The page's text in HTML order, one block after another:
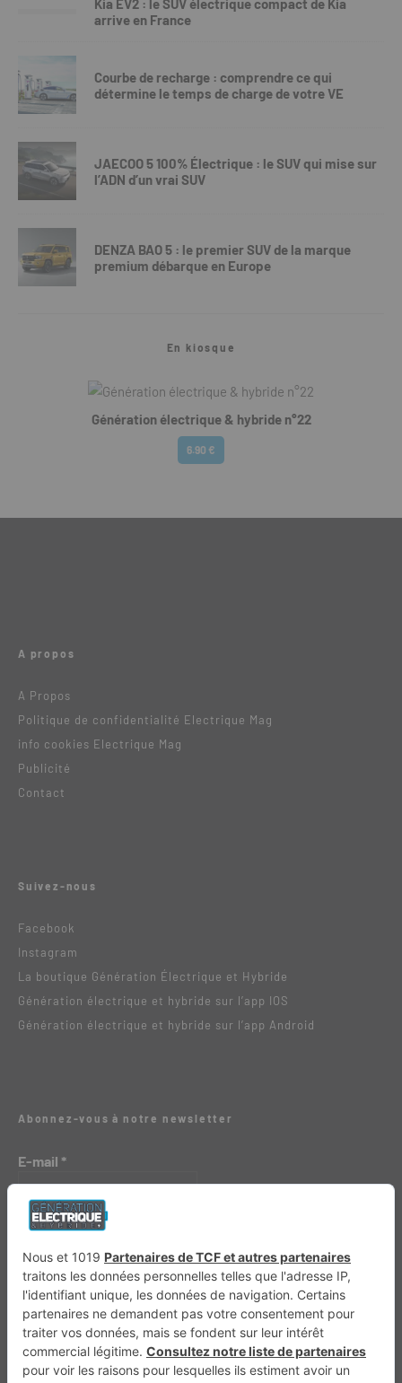
Kia EV2 : le SUV électrique compact de Kia
arrive en France
Courbe de recharge : comprendre ce qui
détermine le temps de charge de votre VE
JAECOO 5 100% Électrique : le SUV qui mise sur
l’ADN d’un vrai SUV
DENZA BAO 5 : le premier SUV de la marque
premium débarque en Europe
En kiosque
Génération électrique & hybride n°22
6.90 €
A propos
A Propos
Politique de confidentialité Electrique Mag
info cookies Electrique Mag
Publicité
Contact
Suivez-nous
Facebook
Instagram
La boutique Génération Électrique et Hybride
Génération électrique et hybride sur l’app IOS
Génération électrique et hybride sur l’app Android
Abonnez-vous à notre newsletter
E-mail *
Génération 4×4 Génération Sans Permis VTTAE.fr FullAttack MX2K